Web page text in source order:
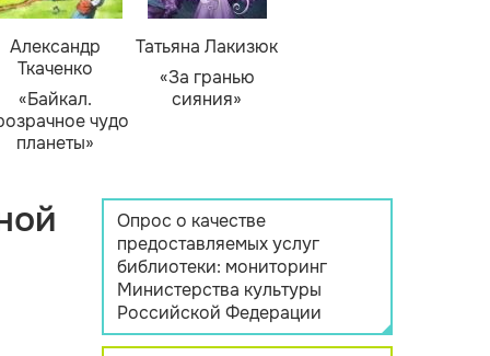
Александр
Ткаченко
«Байкал.
чудо
планеты»
Татьяна Лакизюк
«За гранью
сияния»
Опрос о качестве
предоставляемых услуг
библиотеки: мониторинг
Министерства культуры
Российской Федерации